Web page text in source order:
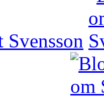
Svensson